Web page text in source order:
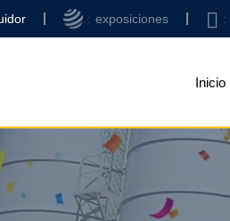
exposiciones
Inicio